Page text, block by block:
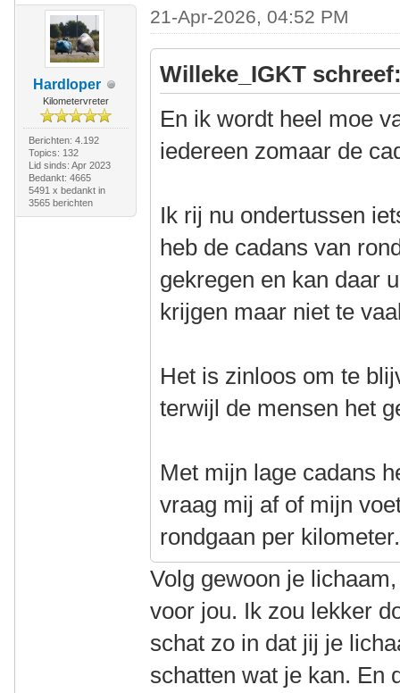
Hardloper
Kilometervreter
Berichten: 4.192
Topics: 132
Lid sinds: Apr 2023
Bedankt: 4665
5491 x bedankt in
3565 berichten
21-Apr-2026, 04:52 PM
Willeke_IGKT
En ik wordt heel moe
iedereen zomaar de
Ik rij nu ondertussen
heb de cadans van
gekregen en kan daar
krijgen maar niet te
Het is zinloos om te
terwijl de mensen het
Met mijn lage cadans
vraag mij af of mijn
rondgaan per kilometer.
Volg gewoon je
voor jou. Ik zou lekker
schat zo in dat jij je
schatten wat je kan. En